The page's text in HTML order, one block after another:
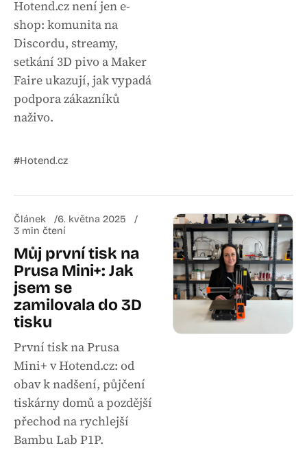
Hotend.cz není jen e-
shop: komunita na
Discordu, streamy,
setkání 3D pivo a Maker
Faire ukazují, jak vypadá
podpora zákazníků
naživo.
#Hotend.cz
Článek
6. května 2025
3 min čtení
Můj první tisk na
Prusa Mini+: Jak
jsem se
zamilovala do 3D
tisku
První tisk na Prusa
Mini+ v Hotend.cz: od
obav k nadšení, půjčení
tiskárny domů a pozdější
přechod na rychlejší
Bambu Lab P1P.